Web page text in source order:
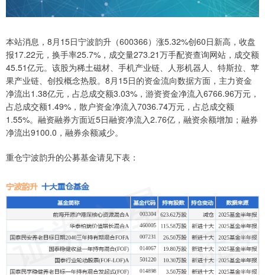
本站消息，8月15日宁波韵升（600366）涨5.32%创60日新高，收盘
报17.22元，换手率25.7%，成交量273.21万手配资查询网站，成交额
45.51亿元。该股为稀土磁材、手机产业链、人形机器人、特斯拉、苹
果产业链、创投概念热股。8月15日的资金流向数据方面，主力资金
净流出1.38亿元，占总成交额3.03%，游资资金净流入6766.96万元，
占总成交额1.49%，散户资金净流入7036.74万元，占总成交额
1.55%。融资融券方面近5日融资净流入2.76亿，融资余额增加；融券
净流出9100.0，融券余额减少。
重仓宁波韵升的公募基金请见下表：